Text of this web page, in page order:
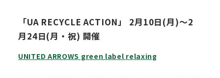
「UA RECYCLE ACTION」 2月10日(月)～2
月24日(月・祝) 開催
UNITED ARROWS green label relaxing